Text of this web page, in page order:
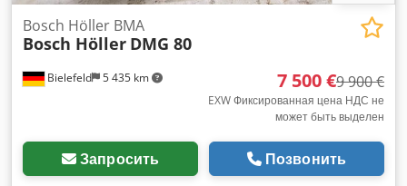
Bielefeld 5 435 km
Bosch Höller BMA
Bosch Höller DMG 80
7 500 €9 900 €
EXW Фиксированная цена НДС не
может быть выделен
Запросить Позвонить